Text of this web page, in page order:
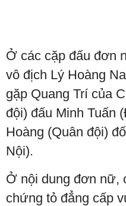
Ở các cặp đấu đơn
vô địch Lý Hoàng
gặp Quang Trí của
đội) đấu Minh Tuấn
Hoàng (Quân đội)
Nội).
Ở nội dung đơn nữ,
chứng tỏ đẳng cấp